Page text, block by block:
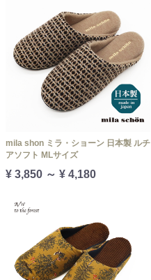
mila shon ミラ・ショーン 日本製 ルチ
アソフト MLサイズ
¥ 3,850 ～ ¥ 4,180